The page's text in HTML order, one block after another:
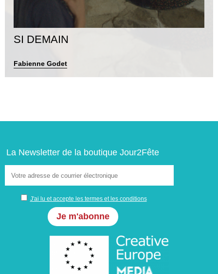
SI DEMAIN
Fabienne Godet
La Newsletter de la boutique Jour2Fête
J'ai lu et accepte les termes et les conditions